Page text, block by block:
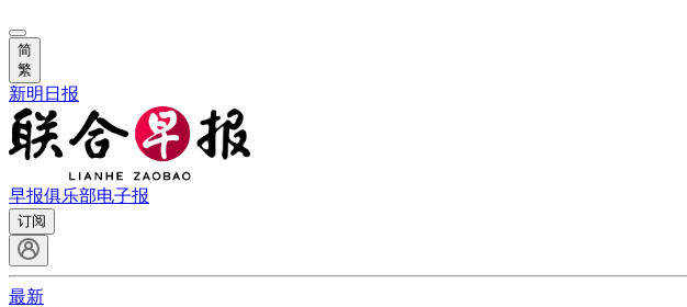
简
繁
新明日报
早报俱乐部电子报
订阅
最新